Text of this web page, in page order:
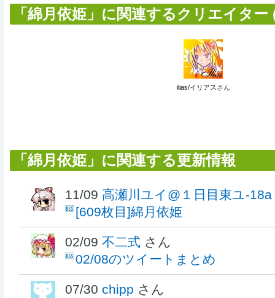
「綿月依姫」に関連するクリエイター
ilias/イリアス さん
「綿月依姫」に関連する更新情報
11/09 高瀬川ユイ@１日目東ユ-18a
[609枚目]綿月依姫
02/09 不二式 さん
02/08のツイートまとめ
07/30 chipp さん